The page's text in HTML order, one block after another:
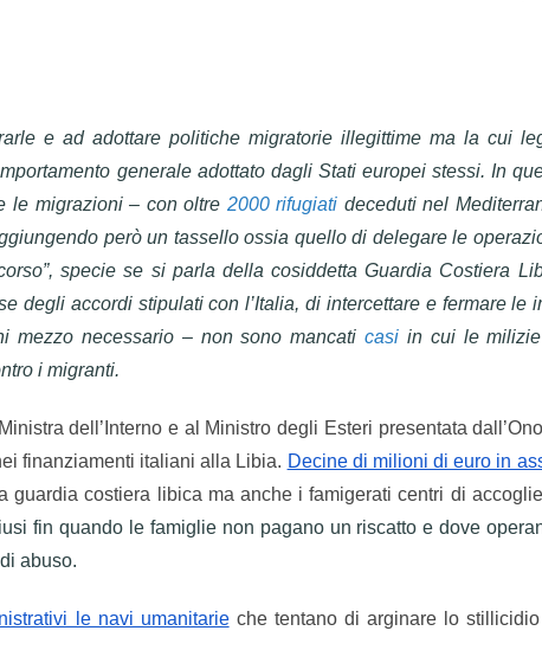
e ad adottare politiche migratorie illegittime ma la cui
generale adottato dagli Stati europei stessi. In
le migrazioni – con oltre 2000 rifugiati deceduti nel
però un tassello ossia quello di delegare le
specie se si parla della cosiddetta Guardia Costiera
degli accordi stipulati con l’Italia, di intercettare e fermare le
mezzo necessario – non sono mancaticasi in cui le
i migranti.
dell’Interno e al Ministro degli Esteri presentata
finanziamenti italiani alla Libia. Decine di milioni di euro in
costiera libica ma anche i famigerati centri di
fin quando le famiglie non pagano un riscatto e dove
abuso.
le navi umanitarieche tentano di arginare lo